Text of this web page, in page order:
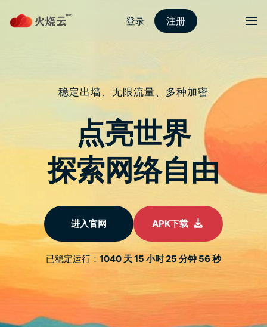
to 2023最新PROTONVPN
M3 VS M3 Pro VS M3 Max
架构对比
苹果发布了三款 M3 系列处理器，那麽 M3、M3
Pro 与 M3 Max 三者之间的主要差异是什麽？以
下为大家说明。
独立记忆体：
M3 Pro：最高 36GB
M3 Max：最高 128GB
导